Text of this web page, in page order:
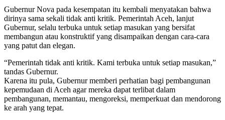
Gubernur Nova pada kesempatan itu kembali menyatakan bahwa
dirinya sama sekali tidak anti kritik. Pemerintah Aceh, lanjut
Gubernur, selalu terbuka untuk setiap masukan yang bersifat
membangun atau konstruktif yang disampaikan dengan cara-cara
yang patut dan elegan.
“Pemerintah tidak anti kritik. Kami terbuka untuk setiap masukan,”
tandas Gubernur.
Karena itu pula, Gubernur memberi perhatian bagi pembangunan
kepemudaan di Aceh agar mereka dapat terlibat dalam
pembangunan, memantau, mengoreksi, memperkuat dan mendorong
ke arah yang tepat.